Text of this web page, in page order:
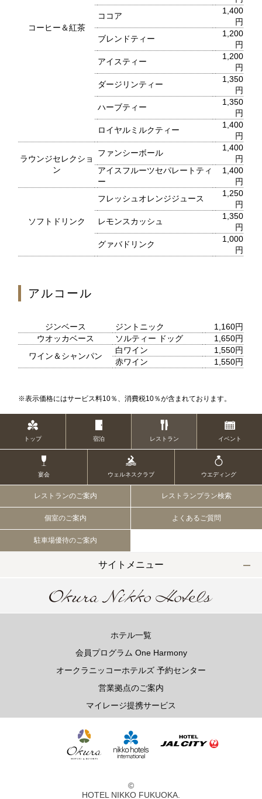
コーヒー＆紅茶
ココア
1,400
円
ブレンドティー
1,200
円
アイスティー
1,200
円
ダージリンティー
1,350
円
ハーブティー
1,350
円
ロイヤルミルクティー
1,400
円
ラウンジセレクショ
ン
ファンシーボール
1,400
円
アイスフルーツセパレートティ
ー
1,400
円
ソフトドリンク
フレッシュオレンジジュース
1,250
円
レモンスカッシュ
1,350
円
グァバドリンク
1,000
円
アルコール
ジンベース ジントニック
1,160円
ウオッカベース
ソルティー ドッグ
1,650円
ワイン＆シャンパン
白ワイン
1,550円
赤ワイン
1,550円
※表示価格にはサービス料10％、消費税10％が含まれております。
トップ 宿泊 レストラン イベント
宴会 ウェルネスクラブ ウエディング
レストランのご案内 レストランプラン検索
個室のご案内 よくあるご質問
駐車場優待のご案内
サイトメニュー
ホテル一覧
会員プログラム One Harmony
オークラニッコーホテルズ 予約センター
営業拠点のご案内
マイレージ提携サービス
©
HOTEL NIKKO FUKUOKA.
2F 鉄板焼
お席のご予約
TEL 092-482-1166
2F 日本料理
弁慶
TEL 092-482-1165
ティー＆カクテルラウンジ
TEL 092-482-1167
連絡頂けますようお願いします
ご予約お問合せ
TEL 092-482-1174
気軽にご相談下さい。